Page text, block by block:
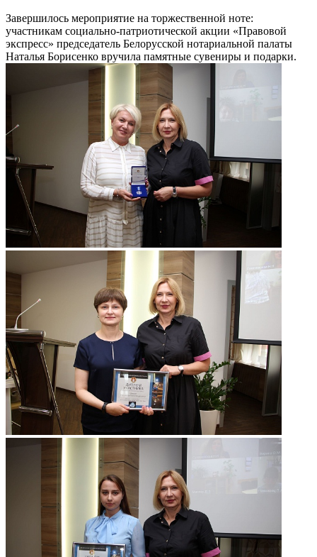
Завершилось мероприятие на торжественной ноте:
участникам социально-патриотической акции «Правовой
экспресс» председатель Белорусской нотариальной палаты
Наталья Борисенко вручила памятные сувениры и подарки.